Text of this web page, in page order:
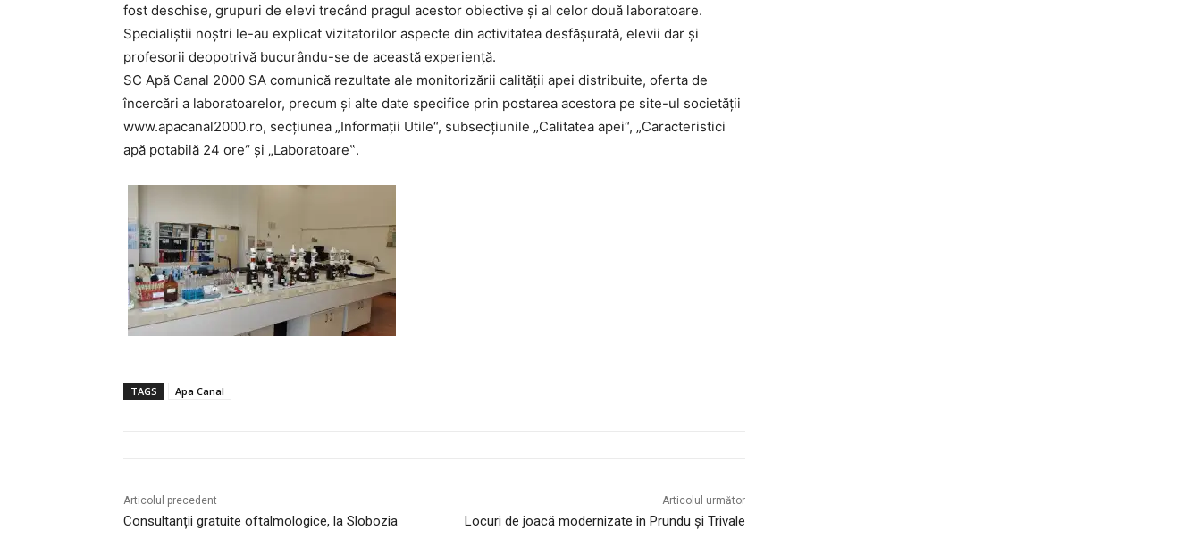
fost deschise, grupuri de elevi trecând pragul acestor obiective şi al celor două laboratoare.
Specialiştii noştri le-au explicat vizitatorilor aspecte din activitatea desfăşurată, elevii dar şi
profesorii deopotrivă bucurându-se de această experienţă.
SC Apă Canal 2000 SA comunică rezultate ale monitorizării calităţii apei distribuite, oferta de
încercări a laboratoarelor, precum şi alte date specifice prin postarea acestora pe site-ul societăţii
www.apacanal2000.ro, secţiunea „Informaţii Utile“, subsecţiunile „Calitatea apei“, „Caracteristici
apă potabilă 24 ore“ şi „Laboratoare‟.
TAGS Apa Canal
Articolul precedent
Consultanții gratuite oftalmologice, la Slobozia
Articolul următor
Locuri de joacă modernizate în Prundu și Trivale